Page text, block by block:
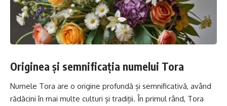
Originea și semnificația numelui Tora
Numele Tora are o origine profundă și semnificativă, având
rădăcini în mai multe culturi și tradiții. În primul rând, Tora